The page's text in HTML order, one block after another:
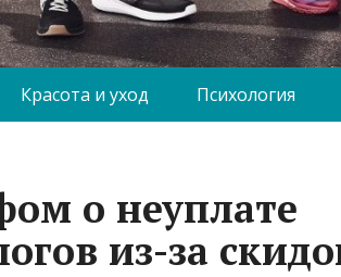
Красота и уход Психология
о неуплате
из-за